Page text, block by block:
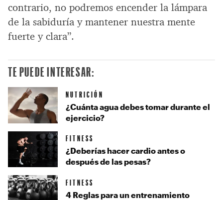
contrario, no podremos encender la lámpara
de la sabiduría y mantener nuestra mente
fuerte y clara”.
TE PUEDE INTERESAR:
NUTRICIÓN
¿Cuánta agua debes tomar durante el
ejercicio?
FITNESS
¿Deberías hacer cardio antes o
después de las pesas?
FITNESS
4 Reglas para un entrenamiento